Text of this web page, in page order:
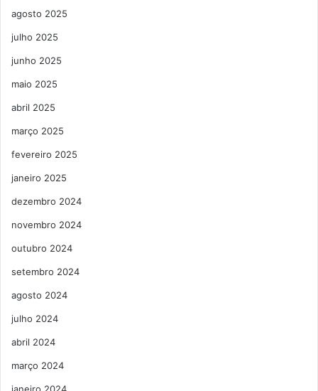
agosto 2025
julho 2025
junho 2025
maio 2025
abril 2025
março 2025
fevereiro 2025
janeiro 2025
dezembro 2024
novembro 2024
outubro 2024
setembro 2024
agosto 2024
julho 2024
abril 2024
março 2024
janeiro 2024